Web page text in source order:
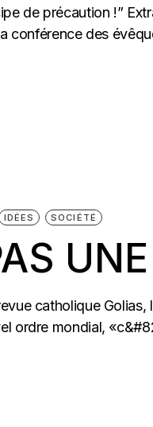
de précaution !”
conférence des
IDÉES SOCIÉTÉ
catholique
ordre mondial,